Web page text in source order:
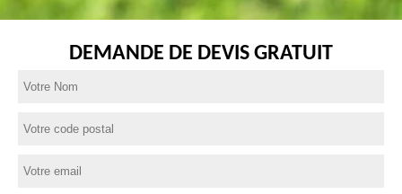
DEMANDE DE DEVIS GRATUIT